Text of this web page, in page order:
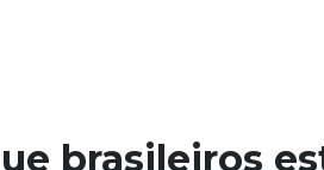
brasileiros